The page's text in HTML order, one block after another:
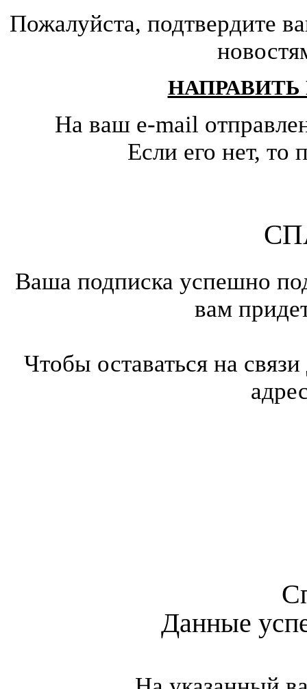
Пожалуйста, подтвердите
На ваш e-mail
Если его нет,
Ваша подписка успешно
вам
Чтобы оставаться на
Данные